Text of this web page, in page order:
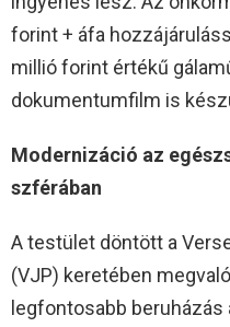
forint + áfa
millió forint értékű
dokumentumfilm is
Modernizáció az
szférában
A testület döntött a
(VJP) keretében
legfontosabb beruházás